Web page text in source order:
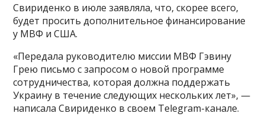
Свириденко в июле заявляла, что, скорее всего,
будет просить дополнительное финансирование
у МВФ и США.
«Передала руководителю миссии МВФ Гэвину
Грею письмо с запросом о новой программе
сотрудничества, которая должна поддержать
Украину в течение следующих нескольких лет», —
написала Свириденко в своем Telegram-канале.